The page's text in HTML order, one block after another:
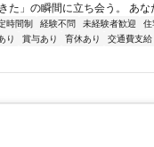
た」の瞬間に立ち会う。 あな
時間制 経験不問 未経験者歓迎
住
り 賞与あり 育休あり 交通費支給